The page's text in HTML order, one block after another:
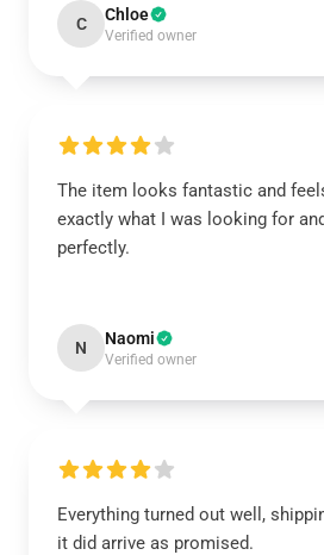
C Chloe
Verified owner
The item looks fantastic and
exactly what I was looking for
perfectly.
N Naomi
Verified owner
Everything turned out well,
it did arrive as promised.